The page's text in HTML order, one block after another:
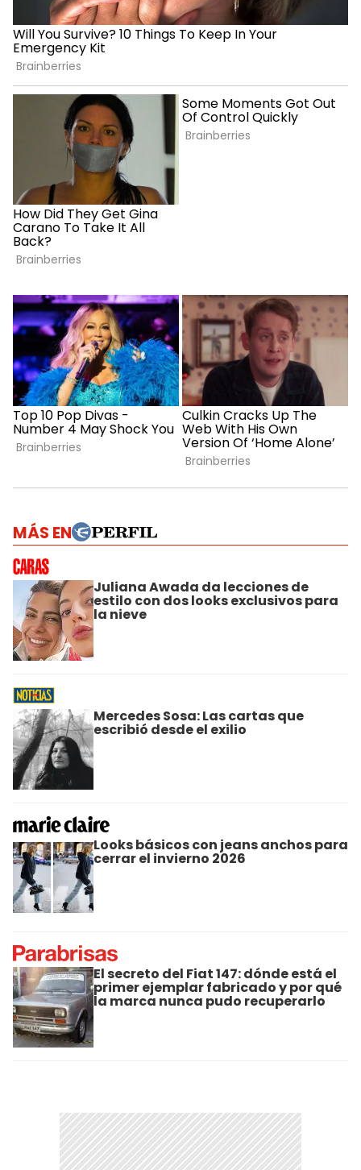
MÁS EN
Juliana Awada da lecciones de
estilo con dos looks exclusivos para
la nieve
Mercedes Sosa: Las cartas que
escribió desde el exilio
Looks básicos con jeans anchos para
cerrar el invierno 2026
El secreto del Fiat 147: dónde está el
primer ejemplar fabricado y por qué
la marca nunca pudo recuperarlo